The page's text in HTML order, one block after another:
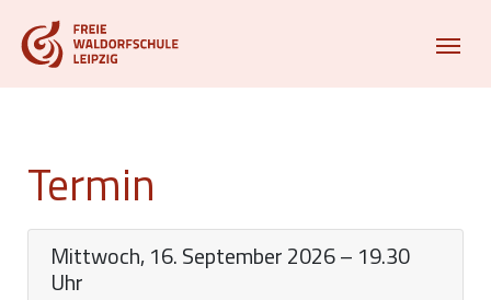
Termin
Mittwoch, 16. September 2026 – 19.30
Uhr